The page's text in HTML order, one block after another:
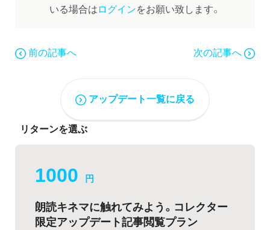
いる場合はログインをお願い致します。
前の記事へ 次の記事へ
アップデート一覧に戻る
リターンを選ぶ
1000 円
朗読キネマに触れてみよう。コレクター
限定アップデート記事閲覧プラン